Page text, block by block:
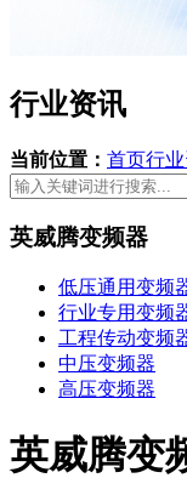
行业资讯
当前位置： 首页行
英威腾变频器
低压通用变频
行业专用变频
工程传动变频
中压变频器
高压变频器
英威腾变